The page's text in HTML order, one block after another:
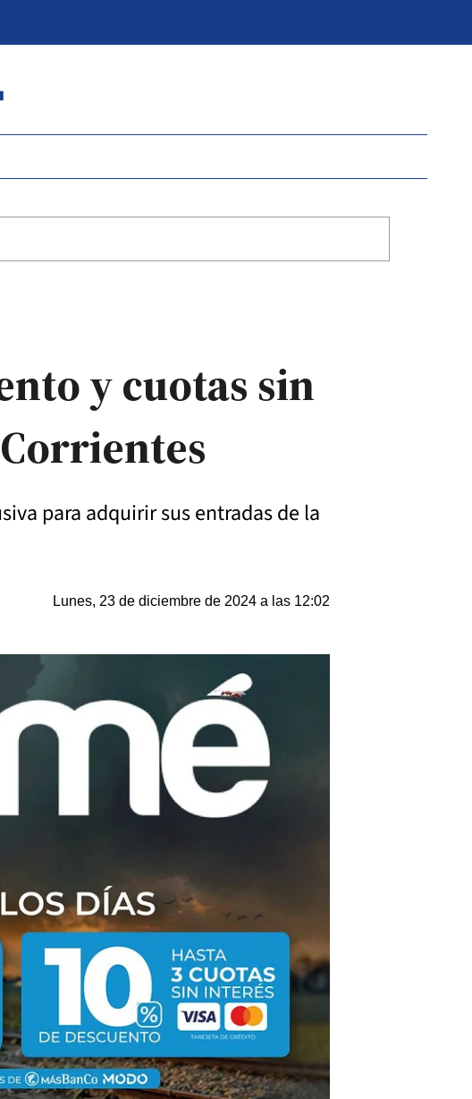
y cuotas sin
para adquirir sus entradas de la
Lunes, 23 de diciembre de 2024 a las 12:02